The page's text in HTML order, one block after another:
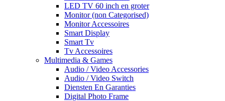
LED TV 60 inch en groter
Monitor (non Categorised)
Monitor Accessoires
Smart Display
Smart Tv
Tv Accessoires
Multimedia & Games
Audio / Video Accessories
Audio / Video Switch
Diensten En Garanties
Digital Photo Frame